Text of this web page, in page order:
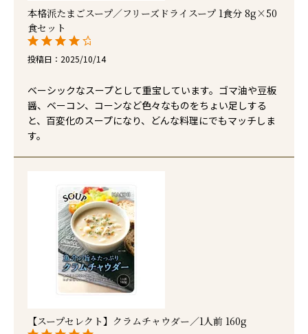
本格派たまごスープ／フリーズドライスープ 1食分 8g×50
食セット
投稿日 2025/10/14
ベーシックなスープとして重宝しています。ゴマ油や豆板
醤、ベーコン、コーンなど色々なものをちょい足しする
と、百変化のスープになり、どんな料理にでもマッチしま
す。
【スープセレクト】クラムチャウダー／1人前 160g